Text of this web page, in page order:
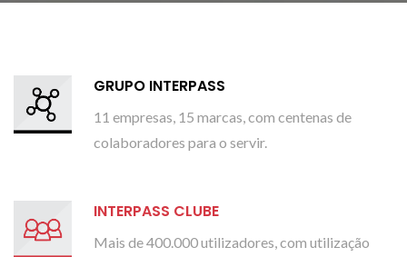
GRUPO INTERPASS
11 empresas, 15 marcas, com centenas de
colaboradores para o servir.
INTERPASS CLUBE
Mais de 400.000 utilizadores, com utilização